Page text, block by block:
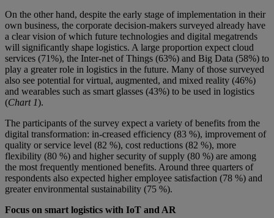
On the other hand, despite the early stage of implementation in their
own business, the corporate decision-makers surveyed already have
a clear vision of which future technologies and digital megatrends
will significantly shape logistics. A large proportion expect cloud
services (71%), the Inter-net of Things (63%) and Big Data (58%) to
play a greater role in logistics in the future. Many of those surveyed
also see potential for virtual, augmented, and mixed reality (46%)
and wearables such as smart glasses (43%) to be used in logistics
(Chart 1).
The participants of the survey expect a variety of benefits from the
digital transformation: in-creased efficiency (83 %), improvement of
quality or service level (82 %), cost reductions (82 %), more
flexibility (80 %) and higher security of supply (80 %) are among
the most frequently mentioned benefits. Around three quarters of
respondents also expected higher employee satisfaction (78 %) and
greater environmental sustainability (75 %).
Focus on smart logistics with IoT and AR